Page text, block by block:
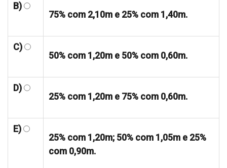
B)
75% com 2,10m e 25% com 1,40m.
C)
50% com 1,20m e 50% com 0,60m.
D)
25% com 1,20m e 75% com 0,60m.
E)
25% com 1,20m; 50% com 1,05m e 25%
com 0,90m.